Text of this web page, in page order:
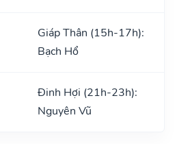
Giáp Thân (15h-17h):
Bạch Hổ
Đinh Hợi (21h-23h):
Nguyên Vũ